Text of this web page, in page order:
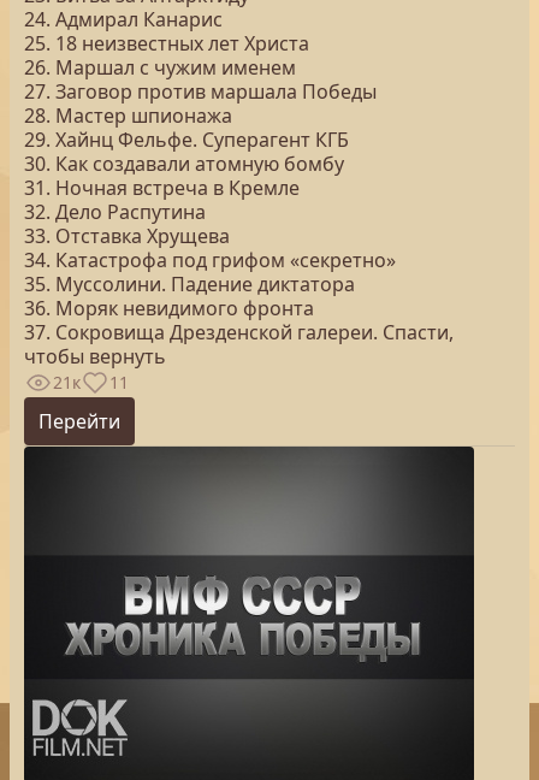
24. Адмирал Канарис
25. 18 неизвестных лет Христа
26. Маршал с чужим именем
27. Заговор против маршала Победы
28. Мастер шпионажа
29. Хайнц Фельфе. Суперагент КГБ
30. Как создавали атомную бомбу
31. Ночная встреча в Кремле
32. Дело Распутина
33. Отставка Хрущева
34. Катастрофа под грифом «секретно»
35. Муссолини. Падение диктатора
36. Моряк невидимого фронта
37. Сокровища Дрезденской галереи. Спасти,
чтобы вернуть
21к 11
Перейти